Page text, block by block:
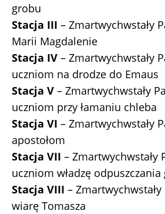
grobu
Stacja III – Zmartwychwstały
Marii Magdalenie
Stacja IV – Zmartwychwstały
uczniom na drodze do Emaus
Stacja V – Zmartwychwstały
uczniom przy łamaniu chleba
Stacja VI – Zmartwychwstały
apostołom
Stacja VII – Zmartwychwstały
uczniom władzę
Stacja VIII –
wiarę Tomasza